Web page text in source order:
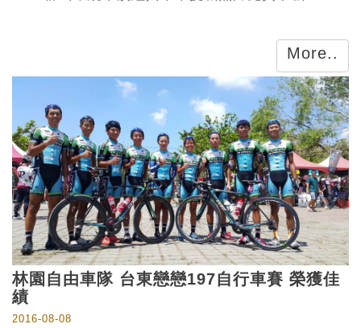
More..
林園自由車隊 台東戀戀197自行車賽 榮獲佳
績
2016-08-08